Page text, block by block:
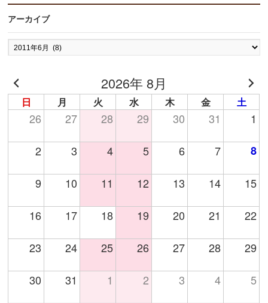
アーカイブ
ア
ー
イ
ブ
2026年 8月
日 月 火 水 木 金 土
26 27 28 29 30 31 1
2 3 4 5 6 7 8
9 10 11 12 13 14 15
16 17 18 19 20 21 22
23 24 25 26 27 28 29
30 31 1 2 3 4 5